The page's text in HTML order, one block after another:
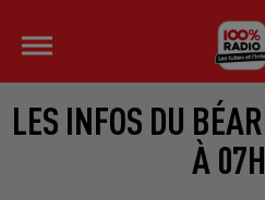
LES INFOS DU
À